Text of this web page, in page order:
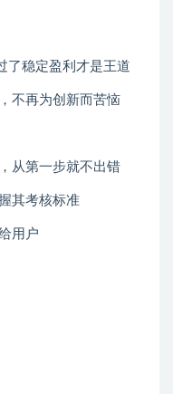
了稳定盈利才是王道
不再为创新而苦恼
从第一步就不出错
其考核标准
用户